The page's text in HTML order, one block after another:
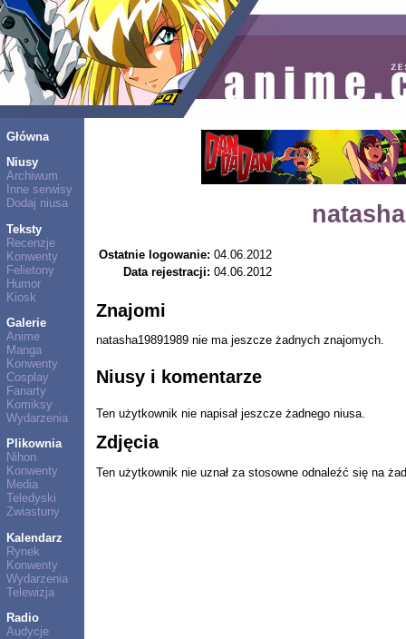
Główna
Niusy
Archiwum
Inne serwisy
Dodaj niusa
Teksty
Recenzje
Konwenty
Felietony
Humor
Kiosk
Galerie
Anime
Manga
Konwenty
Cosplay
Fanarty
Komiksy
Wydarzenia
Plikownia
Nihon
Konwenty
Media
Teledyski
Zwiastuny
Kalendarz
Rynek
Konwenty
Wydarzenia
Telewizja
Radio
Audycje
Ostatnie logowanie: 04.06.2012
Data rejestracji: 04.06.2012
Znajomi
natasha19891989 nie ma jeszcze żadnych znajomych.
Niusy i komentarze
Ten użytkownik nie napisał jeszcze żadnego niusa.
Zdjęcia
Ten użytkownik nie uznał za stosowne odnaleźć się na